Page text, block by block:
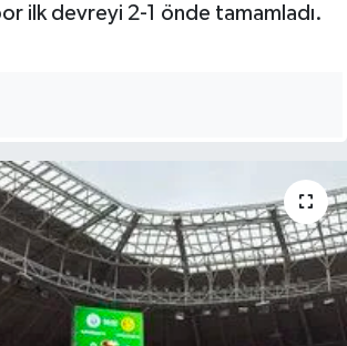
ilk devreyi 2-1 önde tamamladı.